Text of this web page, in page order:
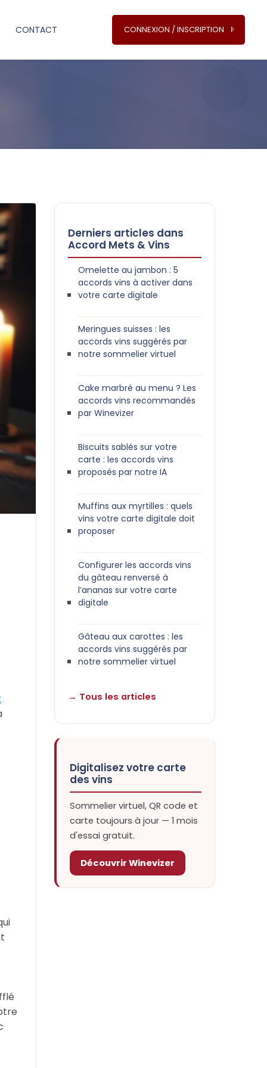
CONTACT CONNEXION / INSCRIPTION
Derniers articles dans
Accord Mets & Vins
Omelette au jambon : 5
accords vins à activer dans
votre carte digitale
Meringues suisses : les
accords vins suggérés par
notre sommelier virtuel
Cake marbré au menu ? Les
accords vins recommandés
par Winevizer
Biscuits sablés sur votre
carte : les accords vins
proposés par notre IA
Muffins aux myrtilles : quels
vins votre carte digitale doit
proposer
Configurer les accords vins
du gâteau renversé à
l’ananas sur votre carte
digitale
Gâteau aux carottes : les
accords vins suggérés par
notre sommelier virtuel
→ Tous les articles
Digitalisez votre carte
des vins
Sommelier virtuel, QR code et
carte toujours à jour — 1 mois
d'essai gratuit.
Découvrir Winevizer